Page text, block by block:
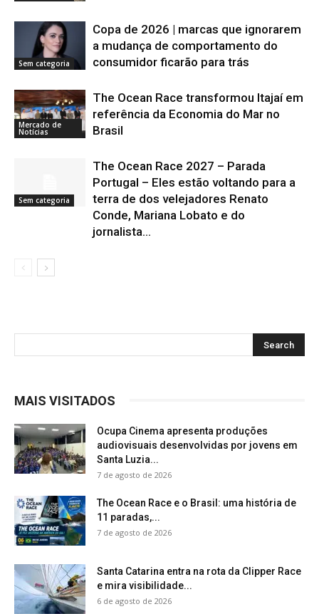
Sem categoria
Copa de 2026 | marcas que ignorarem
a mudança de comportamento do
consumidor ficarão para trás
Mercado de
Notícias
The Ocean Race transformou Itajaí em
referência da Economia do Mar no
Brasil
Sem categoria
The Ocean Race 2027 – Parada
Portugal – Eles estão voltando para a
terra de dos velejadores Renato
Conde, Mariana Lobato e do
jornalista...
MAIS VISITADOS
Ocupa Cinema apresenta produções
audiovisuais desenvolvidas por jovens em
Santa Luzia...
7 de agosto de 2026
The Ocean Race e o Brasil: uma história de
11 paradas,...
7 de agosto de 2026
Santa Catarina entra na rota da Clipper Race
e mira visibilidade...
6 de agosto de 2026